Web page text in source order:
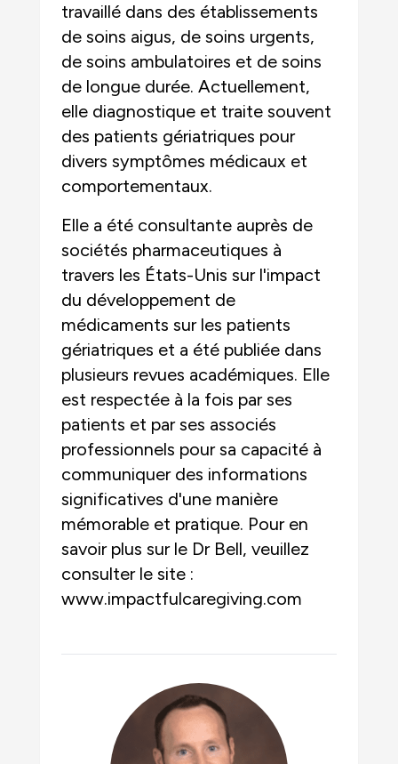
travaillé dans des établissements
de soins aigus, de soins urgents,
de soins ambulatoires et de soins
de longue durée. Actuellement,
elle diagnostique et traite souvent
des patients gériatriques pour
divers symptômes médicaux et
comportementaux.
Elle a été consultante auprès de
sociétés pharmaceutiques à
travers les États-Unis sur l'impact
du développement de
médicaments sur les patients
gériatriques et a été publiée dans
plusieurs revues académiques. Elle
est respectée à la fois par ses
patients et par ses associés
professionnels pour sa capacité à
communiquer des informations
significatives d'une manière
mémorable et pratique. Pour en
savoir plus sur le Dr Bell, veuillez
consulter le site :
www.impactfulcaregiving.com